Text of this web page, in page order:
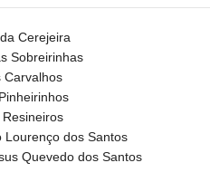
Cerejeira
Sobreirinhas
Carvalhos
Lourenço dos Santos
Quevedo dos Santos